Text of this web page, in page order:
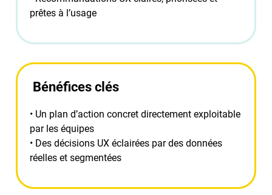
prêtes à l’usage
• Un plan d’action concret directement exploitable
par les équipes
• Des décisions UX éclairées par des données
réelles et segmentées
Bénéfices clés